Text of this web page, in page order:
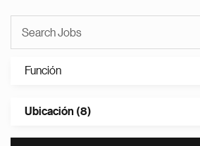
Función
Ubicación (8)